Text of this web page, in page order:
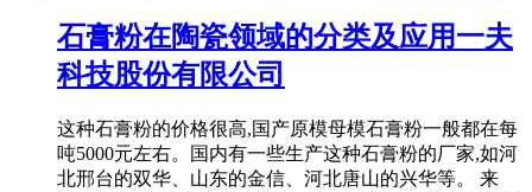
石膏粉在陶瓷领域的分类及应用一夫
科技股份有限公司
这种石膏粉的价格很高,国产原模母模石膏粉一般都在每
吨5000元左右。国内有一些生产这种石膏粉的厂家,如河
北邢台的双华、山东的金信、河北唐山的兴华等。 来